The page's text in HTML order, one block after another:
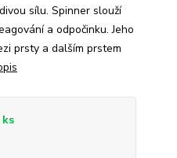
sílu. Spinner slouží
a odpočinku. Jeho
prsty a dalším prstem